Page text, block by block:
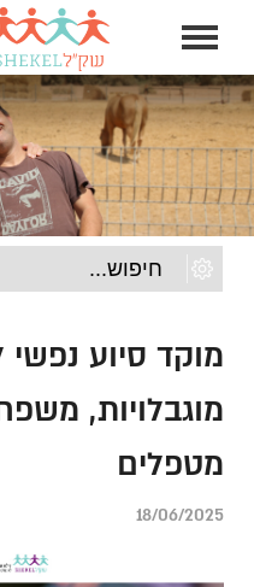
דף
אינטרנט,
לחץ
אנטר
כדי
לעבור
לאזור
מוקד סיוע נפשי
מוגבלויות,
מטפלים
18/06/2025